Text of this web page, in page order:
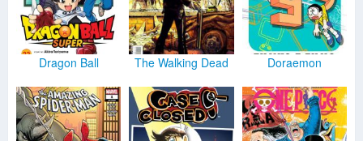
Dragon Ball The Walking Dead Doraemon